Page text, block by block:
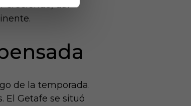
creciendo, dar
de la temporada.
El Getafe se situó